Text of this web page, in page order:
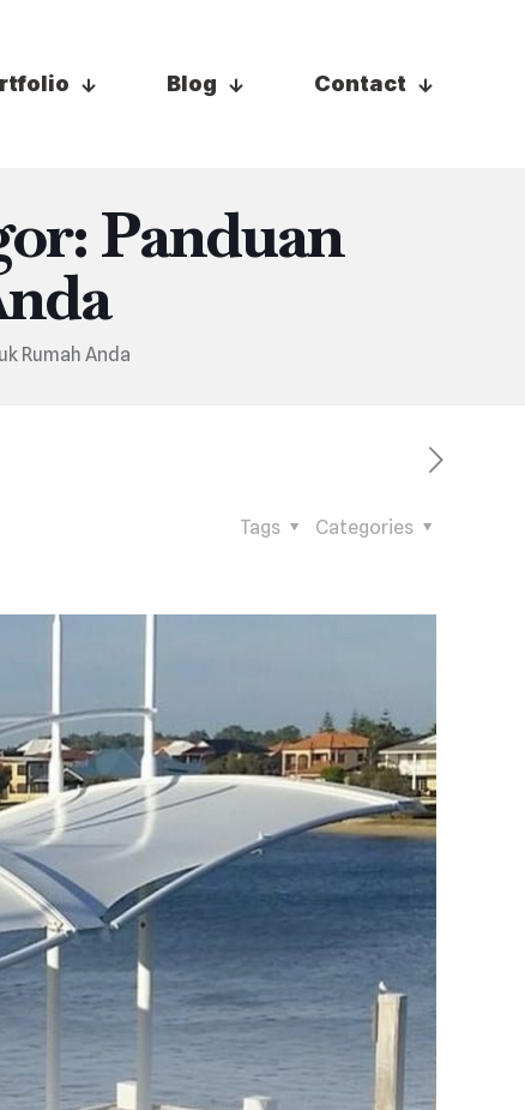
Blog Contact
Panduan
Rumah Anda
Categories
Tags